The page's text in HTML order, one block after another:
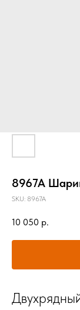
8967A
SKU: 8967A
10 050 р.